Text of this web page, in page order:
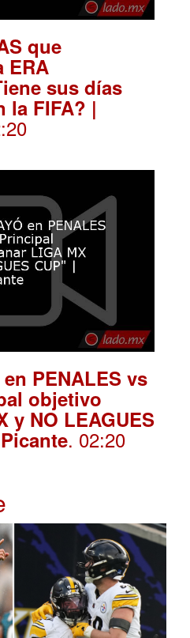
que
ERA
sus días
la FIFA? |
en PENALES vs
objetivo
y NO LEAGUES
. 02:20